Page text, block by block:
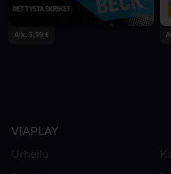
Alk. 3,99 €
VIAPLAY
Urheilu